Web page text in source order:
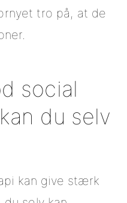
tro på, at de
social
du selv
kan give stærk